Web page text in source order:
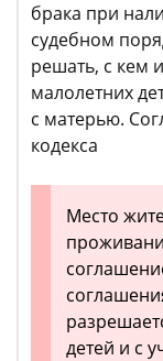
брака при
судебном
решать, с кем
малолетних
с матерью.
кодекса
Место
детей и с